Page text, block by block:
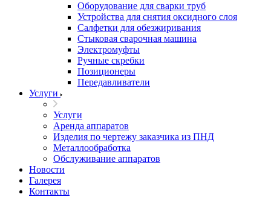
Оборудование для сварки труб
Устройства для снятия оксидного слоя
Салфетки для обезжиривания
Стыковая сварочная машина
Электромуфты
Ручные скребки
Позиционеры
Передавливатели
Услуги
Услуги
Аренда аппаратов
Изделия по чертежу заказчика из ПНД
Металлообработка
Обслуживание аппаратов
Новости
Галерея
Контакты